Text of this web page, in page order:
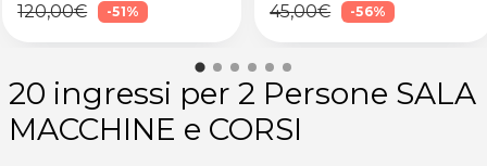
120,00€ -51% 45,00€ -56%
20 ingressi per 2 Persone SALA
MACCHINE e CORSI